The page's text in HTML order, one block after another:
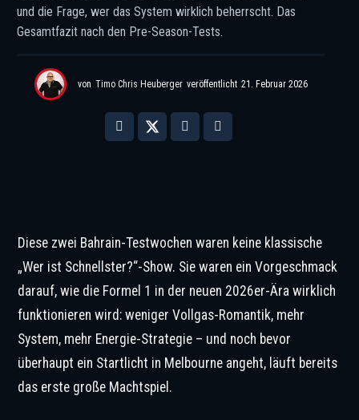
und die Frage, wer das System wirklich beherrscht. Das
Gesamtfazit nach den Pre-Season-Tests.
von Timo Chris Heuberger veröffentlicht 21. Februar 2026
Diese zwei Bahrain-Testwochen waren keine klassische
„Wer ist Schnellster?“-Show. Sie waren ein Vorgeschmack
darauf, wie die Formel 1 in der neuen 2026er-Ära wirklich
funktionieren wird: weniger Vollgas-Romantik, mehr
System, mehr Energie-Strategie – und noch bevor
überhaupt ein Startlicht in Melbourne angeht, läuft bereits
das erste große Machtspiel.